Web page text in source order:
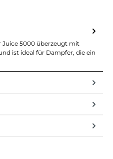
Juice 5000 überzeugt mit
ist ideal für Dampfer, die ein